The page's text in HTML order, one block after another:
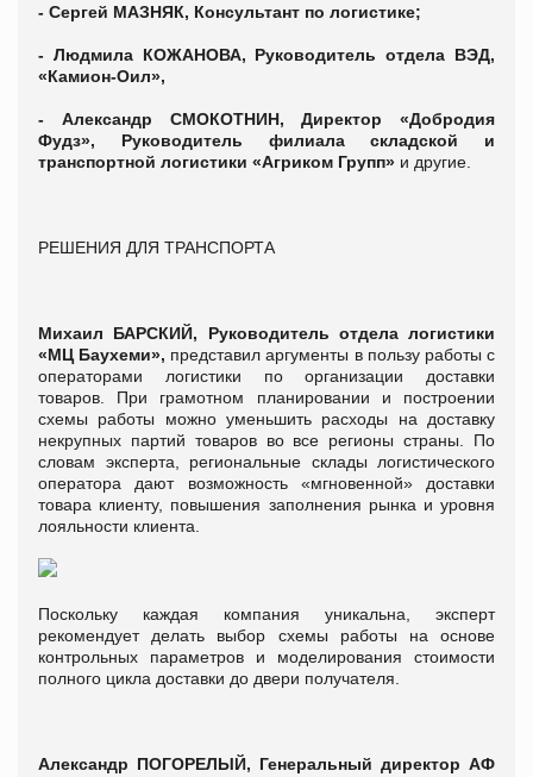
- Сергей МАЗНЯК, Консультант по логистике;
- Людмила КОЖАНОВА, Руководитель отдела ВЭД,
«Камион-Оил»,
- Александр СМОКОТНИН, Директор «Добродия
Фудз», Руководитель филиала складской и
транспортной логистики «Агриком Групп» и другие.
РЕШЕНИЯ ДЛЯ ТРАНСПОРТА
Михаил БАРСКИЙ, Руководитель отдела логистики
«МЦ Баухеми», представил аргументы в пользу работы с
операторами логистики по организации доставки
товаров. При грамотном планировании и построении
схемы работы можно уменьшить расходы на доставку
некрупных партий товаров во все регионы страны. По
словам эксперта, региональные склады логистического
оператора дают возможность «мгновенной» доставки
товара клиенту, повышения заполнения рынка и уровня
лояльности клиента.
Поскольку каждая компания уникальна, эксперт
рекомендует делать выбор схемы работы на основе
контрольных параметров и моделирования стоимости
полного цикла доставки до двери получателя.
Александр ПОГОРЕЛЫЙ, Генеральный директор АФ